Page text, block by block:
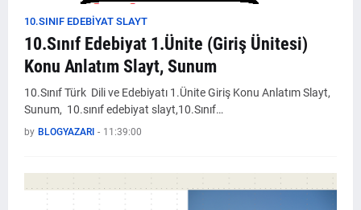
10.SINIF EDEBIYAT SLAYT
10.Sınıf Edebiyat 1.Ünite (Giriş Ünitesi)
Konu Anlatım Slayt, Sunum
10.Sınıf Türk Dili ve Edebiyatı 1.Ünite Giriş Konu Anlatım Slayt,
Sunum, 10.sınıf edebiyat slayt,10.Sınıf…
by BLOGYAZARI - 11:39:00